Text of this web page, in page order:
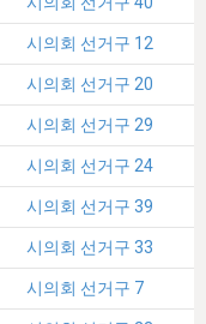
시의회 선거구 12
시의회 선거구 20
시의회 선거구 29
시의회 선거구 24
시의회 선거구 39
시의회 선거구 33
시의회 선거구 7